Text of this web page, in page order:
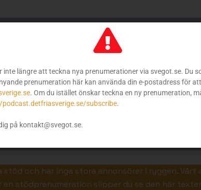
, eller använda någon av följande tjänster:
och har inga stora annonsörer i ryggen.
en stödprenumeration slipper du se den här
inte längre att teckna nya prenumerationer via svegot.se. Du
prenumeration här kan använda din e-postadress för
. Om du istället önskar teckna en ny prenumeration,
podcast.detfriasverige.se/subscribe.
på kontakt@svegot.se.